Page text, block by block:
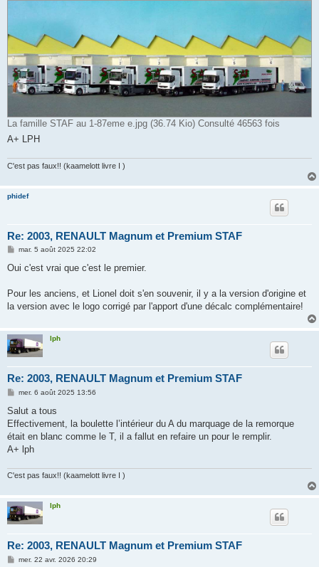
La famille STAF au 1-87eme e.jpg (36.74 Kio) Consulté 46563 fois
A+ LPH
C'est pas faux!! (kaamelott livre I )
phidef
Re: 2003, RENAULT Magnum et Premium STAF
M
s
g
mar. 5 août 2025 22:02
Oui c'est vrai que c'est le premier.
Pour les anciens, et Lionel doit s'en souvenir, il y a la version d'origine et
la version avec le logo corrigé par l'apport d'une décalc complémentaire!
lph
Re: 2003, RENAULT Magnum et Premium STAF
M
s
a
g
mer. 6 août 2025 13:56
Salut a tous
Effectivement, la boulette l’intérieur du A du marquage de la remorque
était en blanc comme le T, il a fallut en refaire un pour le remplir.
A+ lph
C'est pas faux!! (kaamelott livre I )
lph
Re: 2003, RENAULT Magnum et Premium STAF
Mmer. 22 avr. 2026 20:29